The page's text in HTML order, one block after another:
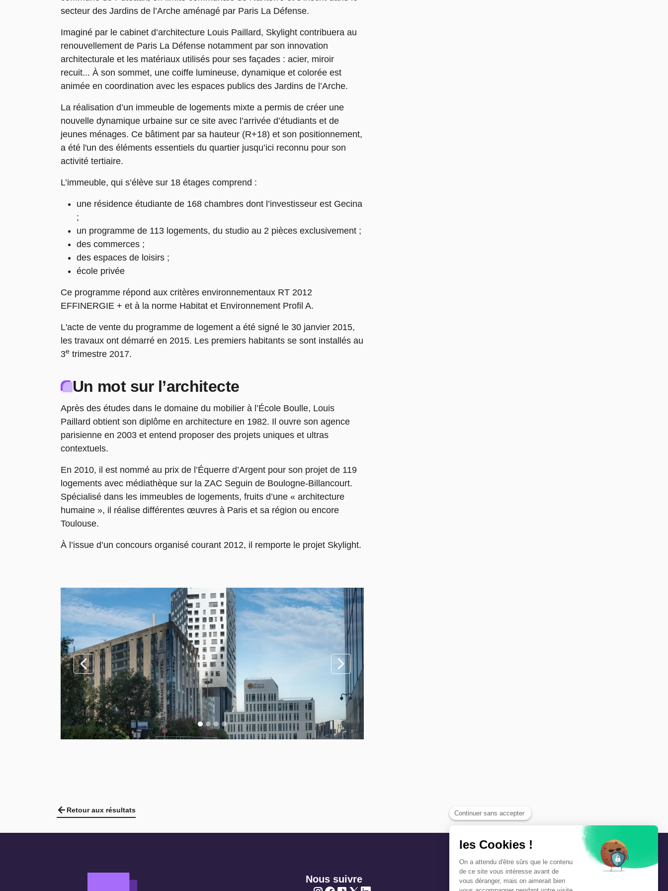
secteur des Jardins de l’Arche aménagé par Paris La Défense.
Imaginé par le cabinet d’architecture Louis Paillard, Skylight contribuera au
renouvellement de Paris La Défense notamment par son innovation
architecturale et les matériaux utilisés pour ses façades : acier, miroir
recuit... À son sommet, une coiffe lumineuse, dynamique et colorée est
animée en coordination avec les espaces publics des Jardins de l’Arche.
La réalisation d’un immeuble de logements mixte a permis de créer une
nouvelle dynamique urbaine sur ce site avec l’arrivée d’étudiants et de
jeunes ménages. Ce bâtiment par sa hauteur (R+18) et son positionnement,
a été l'un des éléments essentiels du quartier jusqu’ici reconnu pour son
activité tertiaire.
L’immeuble, qui s’élève sur 18 étages comprend :
une résidence étudiante de 168 chambres dont l’investisseur est Gecina
;
un programme de 113 logements, du studio au 2 pièces exclusivement ;
des commerces ;
des espaces de loisirs ;
école privée
Ce programme répond aux critères environnementaux RT 2012
EFFINERGIE + et à la norme Habitat et Environnement Profil A.
L'acte de vente du programme de logement a été signé le 30 janvier 2015,
les travaux ont démarré en 2015. Les premiers habitants se sont installés au
3e trimestre 2017.
Un mot sur l’architecte
Après des études dans le domaine du mobilier à l’École Boulle, Louis
Paillard obtient son diplôme en architecture en 1982. Il ouvre son agence
parisienne en 2003 et entend proposer des projets uniques et ultras
contextuels.
En 2010, il est nommé au prix de l’Équerre d’Argent pour son projet de 119
logements avec médiathèque sur la ZAC Seguin de Boulogne-Billancourt.
Spécialisé dans les immeubles de logements, fruits d’une « architecture
humaine », il réalise différentes œuvres à Paris et sa région ou encore
Toulouse.
À l’issue d’un concours organisé courant 2012, il remporte le projet Skylight.
Retour aux résultats
Nous suivre